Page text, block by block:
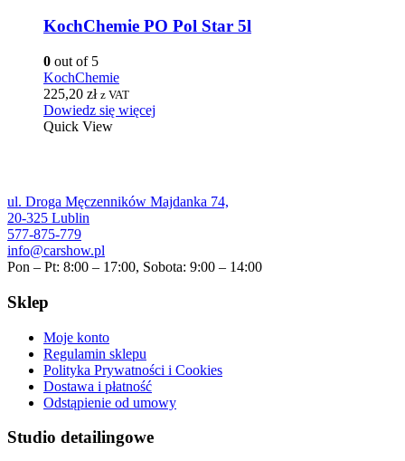
KochChemie PO Pol Star 5l
0 out of 5
KochChemie
225,20 zł z VAT
Dowiedz się więcej
Quick View
ul. Droga Męczenników Majdanka 74,
20-325 Lublin
577-875-779
info@carshow.pl
Pon – Pt: 8:00 – 17:00, Sobota: 9:00 – 14:00
Sklep
Moje konto
Regulamin sklepu
Polityka Prywatności i Cookies
Dostawa i płatność
Odstąpienie od umowy
Studio detailingowe